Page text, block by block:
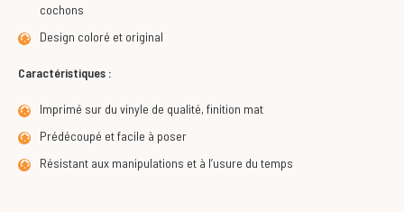
cochons
Design coloré et original
Caractéristiques :
Imprimé sur du vinyle de qualité, finition mat
Prédécoupé et facile à poser
Résistant aux manipulations et à l’usure du temps